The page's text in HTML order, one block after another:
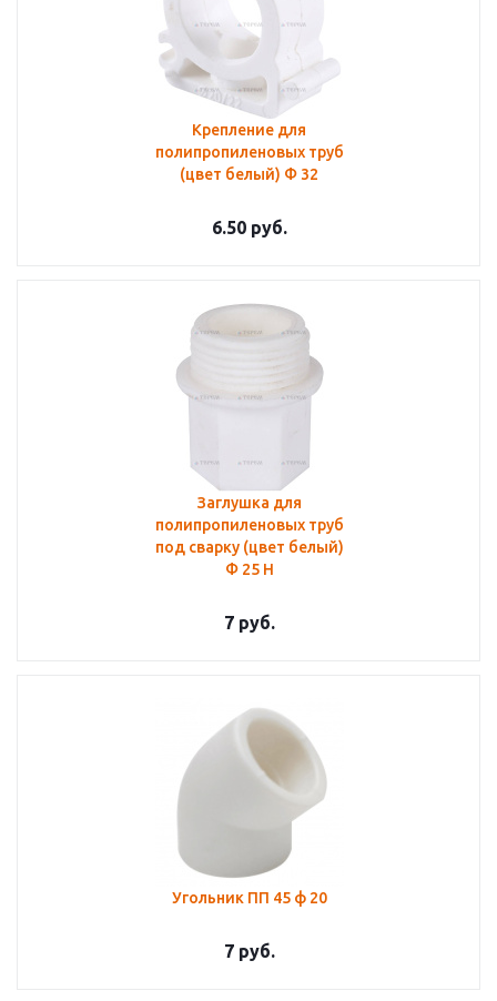
Крепление для
полипропиленовых труб
(цвет белый) Ф 32
6.50руб.
Заглушка для
полипропиленовых труб
под сварку (цвет белый)
Ф 25 Н
7руб.
Угольник ПП 45 ф 20
7руб.